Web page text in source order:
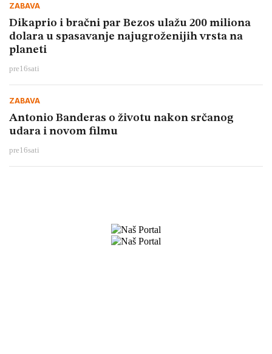
ZABAVA
Dikaprio i bračni par Bezos ulažu 200 miliona
dolara u spasavanje najugroženijih vrsta na
planeti
pre16sati
ZABAVA
Antonio Banderas o životu nakon srčanog
udara i novom filmu
pre16sati